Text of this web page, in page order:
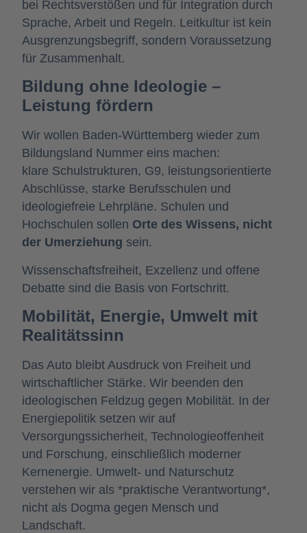
bei Rechtsverstößen und für Integration durch
Sprache, Arbeit und Regeln. Leitkultur ist kein
Ausgrenzungsbegriff, sondern Voraussetzung
für Zusammenhalt.
Bildung ohne Ideologie –
Leistung fördern
Wir wollen Baden-Württemberg wieder zum
Bildungsland Nummer eins machen:
klare Schulstrukturen, G9, leistungsorientierte
Abschlüsse, starke Berufsschulen und
ideologiefreie Lehrpläne. Schulen und
Hochschulen sollen Orte des Wissens, nicht
der Umerziehung sein.
Wissenschaftsfreiheit, Exzellenz und offene
Debatte sind die Basis von Fortschritt.
Mobilität, Energie, Umwelt mit
Realitätssinn
Das Auto bleibt Ausdruck von Freiheit und
wirtschaftlicher Stärke. Wir beenden den
ideologischen Feldzug gegen Mobilität. In der
Energiepolitik setzen wir auf
Versorgungssicherheit, Technologieoffenheit
und Forschung, einschließlich moderner
Kernenergie. Umwelt- und Naturschutz
verstehen wir als *praktische Verantwortung*,
nicht als Dogma gegen Mensch und
Landschaft.